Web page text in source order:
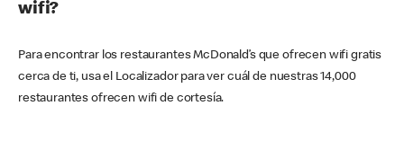
wifi?
Para encontrar los restaurantes McDonald’s que ofrecen wifi gratis
cerca de ti, usa el Localizador para ver cuál de nuestras 14,000
restaurantes ofrecen wifi de cortesía.